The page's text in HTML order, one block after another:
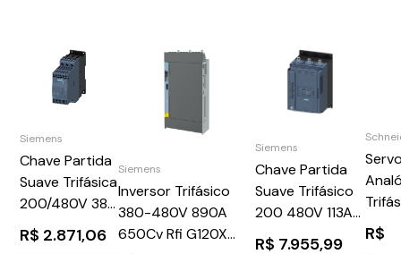
Siemens
Chave Partida
Suave Trifásica
200/480V 38A
110/220V
Siemens
R$ 2.871,06
Siemens
Inversor Trifásico
380-480V 890A
650Cv Rfi G120X
Siemens
Chave Partida
Suave Trifásico
200 480V 113A
24V
R$ 7.955,99
1,6Kw
R$